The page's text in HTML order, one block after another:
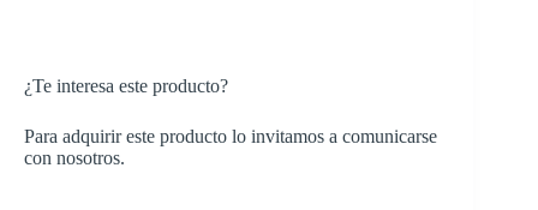
¿Te interesa este producto?
Para adquirir este producto lo invitamos a comunicarse
con nosotros.